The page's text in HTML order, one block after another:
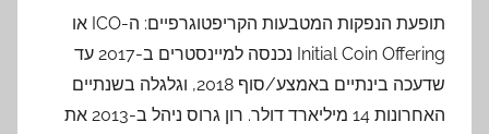
תופעת הנפקות המטבעות הקריפטוגרפיים: ה-ICO או
Initial Coin Offering נכנסה למיינסטרים ב-2017 עד
שדעכה בינתיים באמצע/סוף 2018, וגלגלה בשנתיים
האחרונות 14 מיליארד דולר. רון גרוס ניהל ב-2013 את